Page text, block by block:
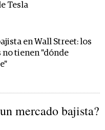
Tesla
en Wall Street: los
tienen "dónde
mercado bajista?